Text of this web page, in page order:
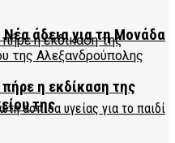
άδεια για τη Μονάδα
πήρε η εκδίκαση της
της